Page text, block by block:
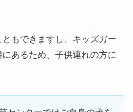
もできますし、キッズガー
あるため、子供連れの方に